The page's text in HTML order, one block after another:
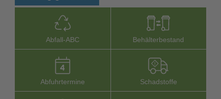
Abfall-­ABC Behälterbestand
Abfuhrtermine Schadstoffe